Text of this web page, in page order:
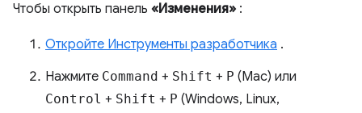
Чтобы открыть панель «Изменения» :
Откройте Инструменты разработчика .
Нажмите Command + Shift + P (Mac) или
Control + Shift + P (Windows, Linux,